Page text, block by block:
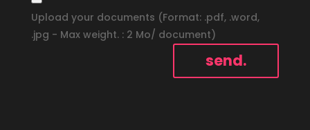
Upload your documents (Format: .pdf, .word,
.jpg - Max weight. : 2 Mo/ document)